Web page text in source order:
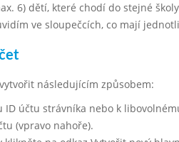
6) dětí, které chodí do stejné
ve sloupečcích, co mají
následujícím způsobem:
ID účtu strávníka nebo k
(vpravo nahoře).